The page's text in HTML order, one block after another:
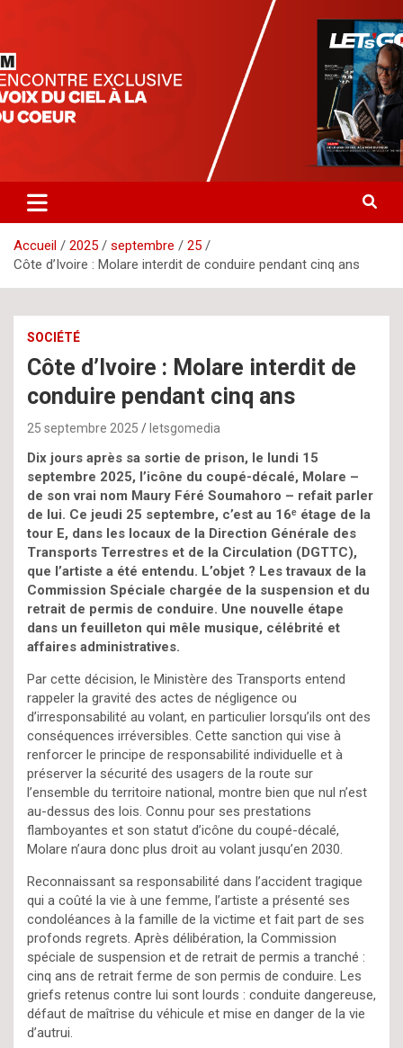
letsgomedia-ci.com
Accueil 2025 septembre
25
Côte d’Ivoire : Molare interdit de conduire pendant cinq ans
SOCIÉTÉ
Côte d’Ivoire : Molare interdit de
conduire pendant cinq ans
25 septembre 2025 letsgomedia
Dix jours après sa sortie de prison, le lundi 15
septembre 2025, l’icône du coupé-décalé, Molare –
de son vrai nom Maury Féré Soumahoro – refait parler
de lui. Ce jeudi 25 septembre, c’est au 16ᵉ étage de la
tour E, dans les locaux de la Direction Générale des
Transports Terrestres et de la Circulation (DGTTC),
que l’artiste a été entendu. L’objet ? Les travaux de la
Commission Spéciale chargée de la suspension et du
retrait de permis de conduire. Une nouvelle étape
dans un feuilleton qui mêle musique, célébrité et
affaires administratives.
Par cette décision, le Ministère des Transports entend
rappeler la gravité des actes de négligence ou
d’irresponsabilité au volant, en particulier lorsqu’ils ont des
conséquences irréversibles. Cette sanction qui vise à
renforcer le principe de responsabilité individuelle et à
préserver la sécurité des usagers de la route sur
l’ensemble du territoire national, montre bien que nul n’est
au-dessus des lois. Connu pour ses prestations
flamboyantes et son statut d’icône du coupé-décalé,
Molare n’aura donc plus droit au volant jusqu’en 2030.
Reconnaissant sa responsabilité dans l’accident tragique
qui a coûté la vie à une femme, l’artiste a présenté ses
condoléances à la famille de la victime et fait part de ses
profonds regrets. Après délibération, la Commission
spéciale de suspension et de retrait de permis a tranché :
cinq ans de retrait ferme de son permis de conduire. Les
griefs retenus contre lui sont lourds : conduite dangereuse,
défaut de maîtrise du véhicule et mise en danger de la vie
d’autrui.